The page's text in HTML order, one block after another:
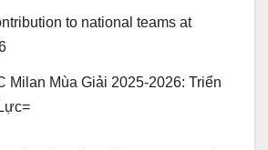
to national teams at
Milan Mùa Giải 2025-2026: Triển